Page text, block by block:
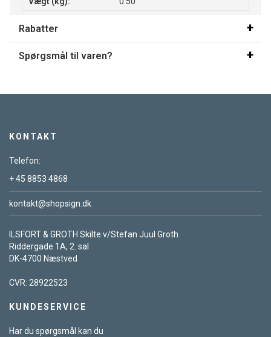
Rabatter
Spørgsmål til varen?
KONTAKT
Telefon:
+ 45 8853 4868
kontakt@shopsign.dk
ILSFORT & GROTH Skilte v/Stefan Juul Groth
Riddergade 1A, 2. sal
DK-4700 Næstved
CVR: 28922523
KUNDESERVICE
Har du spørgsmål kan du